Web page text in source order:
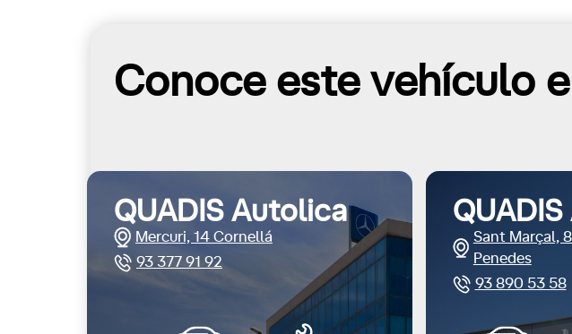
Conoce este vehículo
QUADIS Autolica
Mercuri, 14 Cornellá
93 377 91 92
Sant Marçal,
Penedes
93 890 53 58